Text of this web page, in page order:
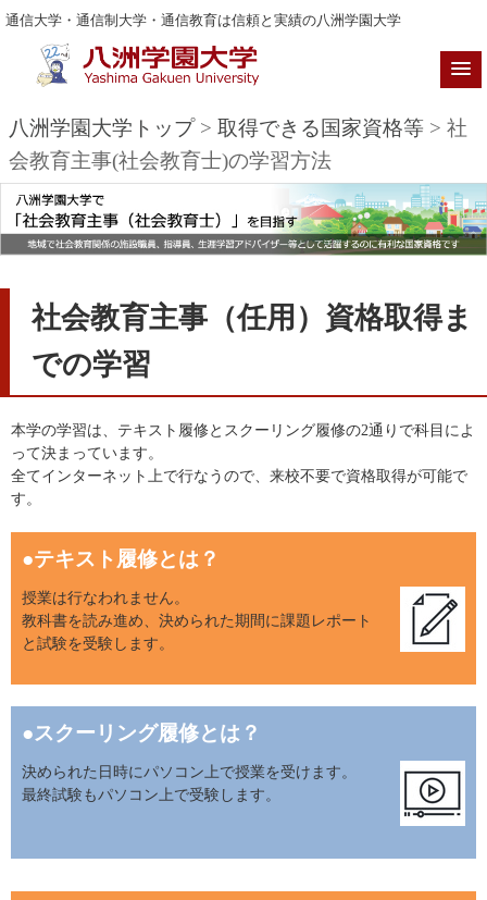
通信大学・通信制大学・通信教育は信頼と実績の八洲学園大学
八洲学園大学トップ> 取得できる国家資格等 > 社
会教育主事(社会教育士)の学習方法
社会教育主事（任用）資格取得ま
での学習
本学の学習は、テキスト履修とスクーリング履修の2通りで科目によ
って決まっています。
全てインターネット上で行なうので、来校不要で資格取得が可能で
す。
●テキスト履修とは？
授業は行なわれません。
教科書を読み進め、決められた期間に課題レポート
と試験を受験します。
●スクーリング履修とは？
決められた日時にパソコン上で授業を受けます。
最終試験もパソコン上で受験します。